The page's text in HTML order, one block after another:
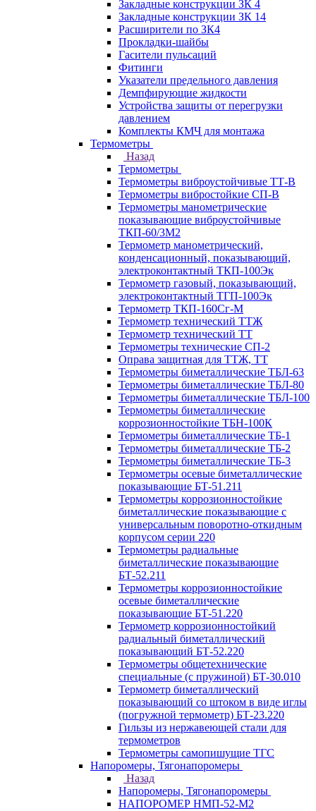
Закладные конструкции ЗК 4
Закладные конструкции ЗК 14
Расширители по ЗК4
Прокладки-шайбы
Гасители пульсаций
Фитинги
Указатели предельного давления
Демпфирующие жидкости
Устройства защиты от перегрузки
давлением
Комплекты КМЧ для монтажа
Термометры
Назад
Термометры
Термометры виброустойчивые ТТ-В
Термометры вибростойкие СП-В
Термометры манометрические
показывающие виброустойчивые
ТКП-60/3М2
Термометр манометрический,
конденсационный, показывающий,
электроконтактный ТКП-100Эк
Термометр газовый, показывающий,
электроконтактный ТГП-100Эк
Термометр ТКП-160Сг-М
Термометр технический ТТЖ
Термометр технический ТТ
Термометры технические СП-2
Оправа защитная для ТТЖ, ТТ
Термометры биметаллические ТБЛ-63
Термометры биметаллические ТБЛ-80
Термометры биметаллические ТБЛ-100
Термометры биметаллические
коррозионностойкие ТБН-100К
Термометры биметаллические ТБ-1
Термометры биметаллические ТБ-2
Термометры биметаллические ТБ-3
Термометры осевые биметаллические
показывающие БТ-51.211
Термометры коррозионностойкие
биметаллические показывающие с
универсальным поворотно-откидным
корпусом серии 220
Термометры радиальные
биметаллические показывающие
БТ-52.211
Термометры коррозионностойкие
осевые биметаллические
показывающие БТ-51.220
Термометр коррозионностойкий
радиальный биметаллический
показывающий БТ-52.220
Термометры общетехнические
специальные (с пружиной) БТ-30.010
Термометр биметаллический
показывающий со штоком в виде иглы
(погружной термометр) БТ-23.220
Гильзы из нержавеющей стали для
термометров
Термометры самопишущие ТГС
Напоромеры, Тягонапоромеры
Назад
Напоромеры, Тягонапоромеры
НАПОРОМЕР НМП-52-М2